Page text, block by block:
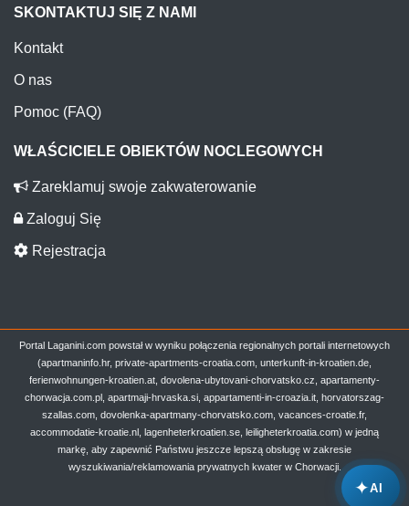
✦AI
SKONTAKTUJ SIĘ Z NAMI
Kontakt
O nas
Pomoc (FAQ)
WŁAŚCICIELE OBIEKTÓW NOCLEGOWYCH
Zareklamuj swoje zakwaterowanie
Zaloguj Się
Rejestracja
Portal Laganini.com powstał w wyniku połączenia regionalnych portali internetowych
(apartmaninfo.hr, private-apartments-croatia.com, unterkunft-in-kroatien.de,
ferienwohnungen-kroatien.at, dovolena-ubytovani-chorvatsko.cz, apartamenty-
chorwacja.com.pl, apartmaji-hrvaska.si, appartamenti-in-croazia.it, horvatorszag-
szallas.com, dovolenka-apartmany-chorvatsko.com, vacances-croatie.fr,
accommodatie-kroatie.nl, lagenheterkroatien.se, leiligheterkroatia.com) w jedną
markę, aby zapewnić Państwu jeszcze lepszą obsługę w zakresie
wyszukiwania/reklamowania prywatnych kwater w Chorwacji.